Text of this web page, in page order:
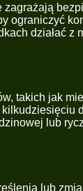
działać
takich jak
lub
lub